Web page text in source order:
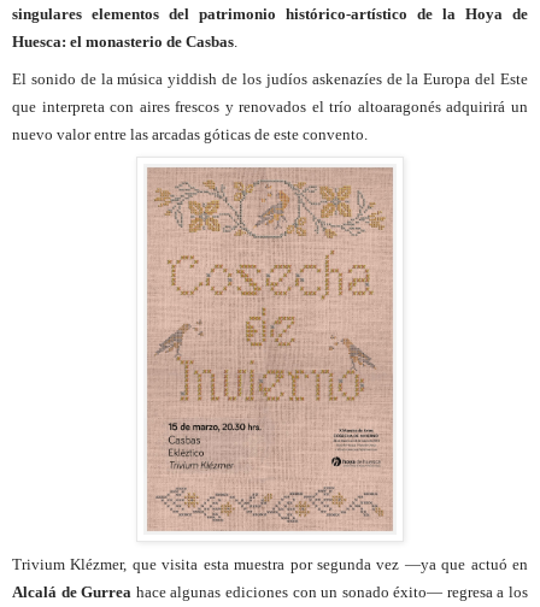
singulares elementos del patrimonio histórico-artístico de la Hoya de
Huesca: el monasterio de Casbas.
El sonido de la música yiddish de los judíos askenazíes de la Europa del Este
que interpreta con aires frescos y renovados el trío altoaragonés adquirirá un
nuevo valor entre las arcadas góticas de este convento.
Trivium Klézmer, que visita esta muestra por segunda vez —ya que actuó en
Alcalá de Gurrea hace algunas ediciones con un sonado éxito— regresa a los